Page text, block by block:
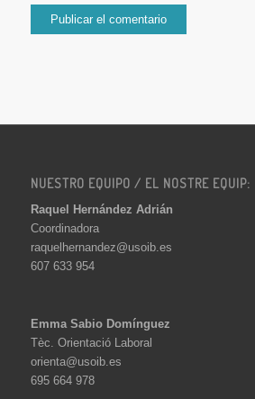
NUESTRO EQUIPO / EL NOSTRE EQUIP:
Raquel Hernández Adrián
Coordinadora
raquelhernandez@usoib.es
607 633 954
Emma Sabio Domínguez
Tèc. Orientació Laboral
orienta@usoib.es
695 664 978